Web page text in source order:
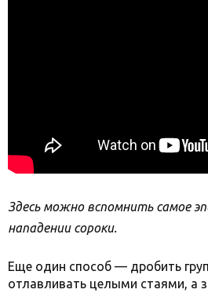
Здесь можно вспомнить самое
нападении сороки.
Еще один способ — дробить
отлавливать целыми стаями, а